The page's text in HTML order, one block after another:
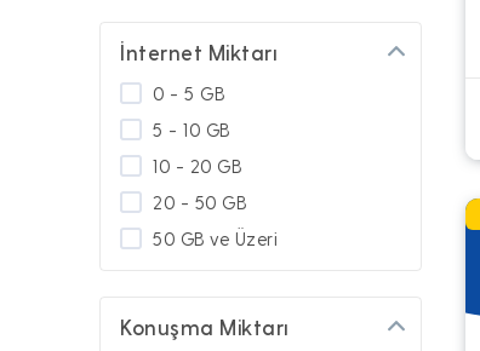
Güney Kıbrıs'ta Kullanım
İnternet Miktarı
0 - 5 GB
5 - 10 GB
10 - 20 GB
20 - 50 GB
50 GB ve Üzeri
Konuşma Miktarı